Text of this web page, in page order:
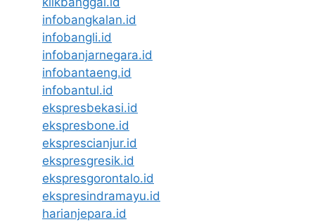
infobangkalan.id
infobangli.id
infobanjarnegara.id
infobantaeng.id
infobantul.id
ekspresbekasi.id
ekspresbone.id
eksprescianjur.id
ekspresgresik.id
ekspresgorontalo.id
ekspresindramayu.id
harianjepara.id